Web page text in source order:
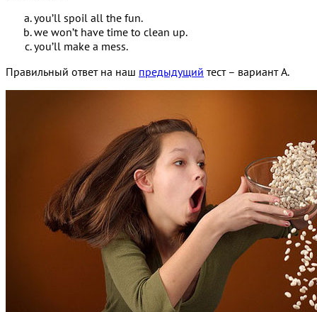
you’ll spoil all the fun.
we won’t have time to clean up.
you’ll make a mess.
Правильный ответ на наш предыдущий тест – вариант A.